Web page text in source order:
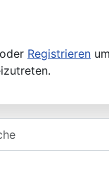
oder Registrieren